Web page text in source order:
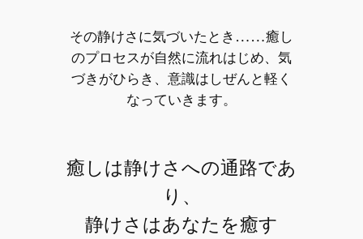
その静けさに気づいたとき……癒し
のプロセスが自然に流れはじめ、気
づきがひらき、意識はしぜんと軽く
なっていきます。
癒しは静けさへの通路であ
り、
静けさはあなたを癒す